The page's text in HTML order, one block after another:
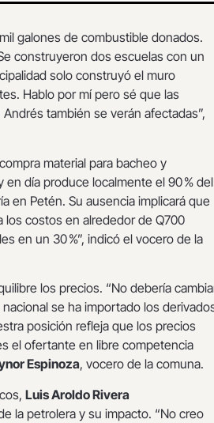
galones de combustible donados.
construyeron dos escuelas con un
solo construyó el muro
Hablo por mí pero sé que las
también se verán afectadas”,
material para bacheo y
día produce localmente el 90 % del
en Petén. Su ausencia implicará que
los costos en alrededor de Q700
en un 30 %”, indicó el vocero de la
los precios. “No debería
se ha importado los
posición refleja que los precios
el ofertante en libre competencia
Espinoza, vocero de la comuna.
Luis Aroldo Rivera
la petrolera y su impacto. “No creo